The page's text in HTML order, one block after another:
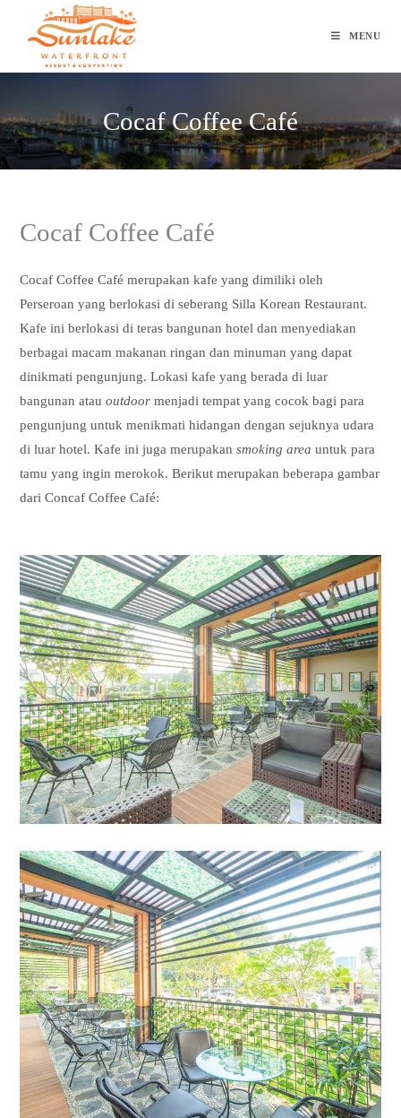
MENU
Cocaf Coffee Café
Cocaf Coffee Café
Cocaf Coffee Café merupakan kafe yang dimiliki oleh
Perseroan yang berlokasi di seberang Silla Korean Restaurant.
Kafe ini berlokasi di teras bangunan hotel dan menyediakan
berbagai macam makanan ringan dan minuman yang dapat
dinikmati pengunjung. Lokasi kafe yang berada di luar
bangunan atauoutdoormenjadi tempat yang cocok bagi para
pengunjung untuk menikmati hidangan dengan sejuknya udara
di luar hotel. Kafe ini juga merupakansmoking areauntuk para
tamu yang ingin merokok. Berikut merupakan beberapa gambar
dari Concaf Coffee Café: